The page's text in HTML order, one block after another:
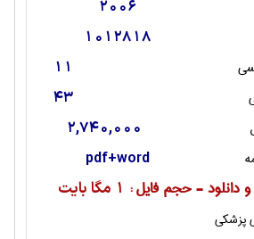
2006
1012818
11
43
2,740,000
pdf+word
دانلود - حجم فایل : 1 مگا بایت
پزشکی